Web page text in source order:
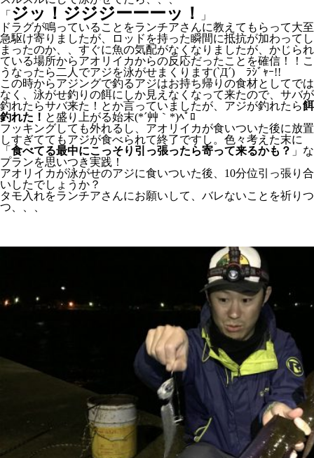
「 ジッ！ジジジーーーッ！
」
ドラグが鳴っていることをランチアさんに教えてもらって大至
急駆け寄りましたが、ロッドを持った瞬間に抵抗が加わってし
まったのか、、すぐに魚の気配がなくなりましたが、かじられ
ている場所からアオリイカからの反応だったことを確信！！こ
うなったら二人でアジを泳がせまくります(`Д´)ゞﾗｼﾞｬｰ!!
この時からアジングで釣るアジはお持ち帰りの食材としてでは
なく、泳がせ釣りの餌にしか見えなくなって来たので、サバが
釣れたらサバ来た！とか言っていましたが、アジが釣れたら餌
釣れた！ と盛り上がる始末(*´艸｀*)ﾍﾟﾛ
フッキングしても外れるし、アオリイカが食いついた後に放置
しすぎててもアジが食べられて終了ですし。色々考えた末に
「 食べてる最中にこっそり引っ張ったら寄って来るかも？ 」な
プランを思いつき実践！
アオリイカが泳がせのアジに食いついた後、10分位引っ張り合
いしたでしょうか？
タモ入れをランチアさんにお願いして、バレないことを祈りつ
つ、、、